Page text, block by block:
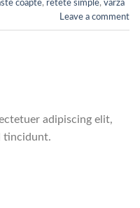
coapte, retete simple, varza
Leave a comment
adipiscing elit,
tincidunt.